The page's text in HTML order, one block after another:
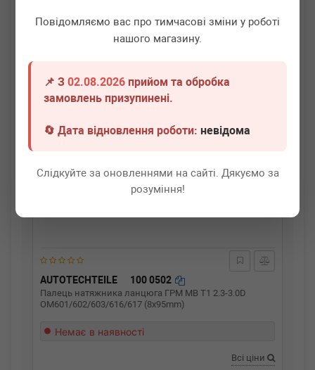
Повідомляємо вас про тимчасові зміни у роботі
нашого магазину.
📌 З02.08.2026 прийом та обробка
замовлень призупинені.
🔄 Дата відновлення роботи:невідома
Слідкуйте за оновленнями на сайті. Дякуємо за
розуміння!
AUTOTECHTEILE 100 0502
Палець натяжника ланцюга ГРМ MB T1 2.3-3.0D
OM601/602/603/616/617 (8x95mm)
Немає в наявності
Всі ціни